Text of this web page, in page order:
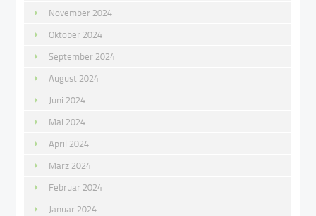
November 2024
Oktober 2024
September 2024
August 2024
Juni 2024
Mai 2024
April 2024
März 2024
Februar 2024
Januar 2024